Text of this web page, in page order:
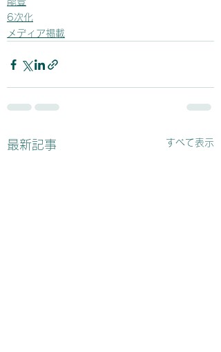
6次化
メディア掲載
最新記事 すべて表示